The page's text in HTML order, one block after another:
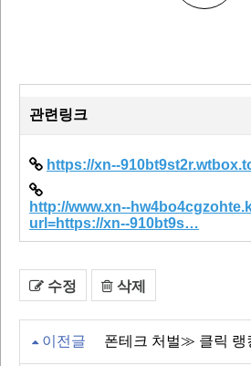
관련링크
https://xn--
http://www.xn--
url=https://xn--910bt9s…
수정 삭제
이전글
폰테크 처벌≫ 클릭 랭